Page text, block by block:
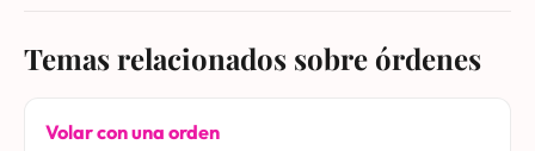
Temas relacionados sobre órdenes
Volar con una orden